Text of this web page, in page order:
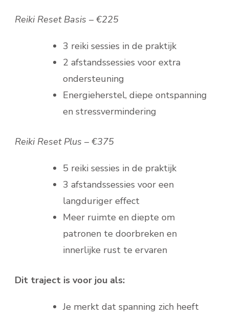
Reiki Reset Basis – €225
3 reiki sessies in de praktijk
2 afstandssessies voor extra
ondersteuning
Energieherstel, diepe ontspanning
en stressvermindering
Reiki Reset Plus – €375
5 reiki sessies in de praktijk
3 afstandssessies voor een
langduriger effect
Meer ruimte en diepte om
patronen te doorbreken en
innerlijke rust te ervaren
Dit traject is voor jou als:
Je merkt dat spanning zich heeft